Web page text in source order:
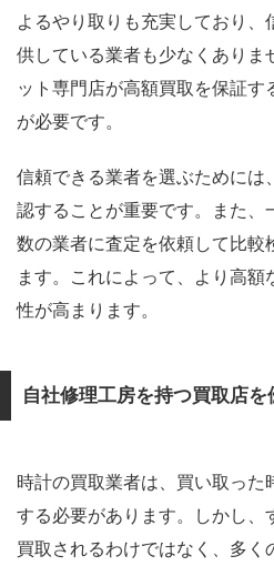
よるやり取りも充実しており
供している業者も少なくありま
ット専門店が高額買取を保証
が必要です。
信頼できる業者を選ぶためには
認することが重要です。また、
数の業者に査定を依頼して比較
ます。これによって、より高
性が高まります。
自社修理工房を持つ買取店を
時計の買取業者は、買い取った
する必要があります。しかし、
買取されるわけではなく、多く